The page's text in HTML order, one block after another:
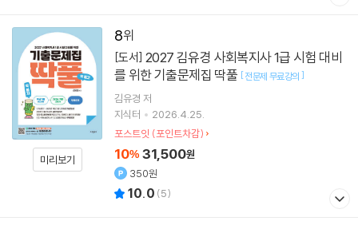
8
미리보기
[도서]
를 위한 기출문제집 딱풀 [전문제 무료강의 ]
김유경 저
지식터
2026.4.25.
포스트잇 (포인트차감)
10% 31,500원
350원
10.0 (5)